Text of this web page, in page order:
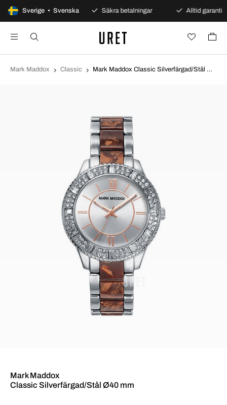
Sverige • Svenska
100 dagars öppet köp Säkra betalningar Alltid garanti
Mark Maddox Classic Mark Maddox Classic Silverfärgad/Stål Ø40 mm MP0004-43
Mark Maddox
Classic Silverfärgad/Stål Ø40 mm